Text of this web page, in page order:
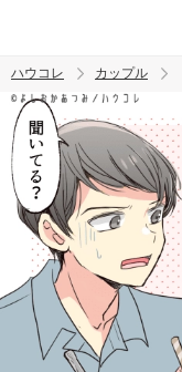
トレンド ワード
カップル デート
ハウコレ カップル